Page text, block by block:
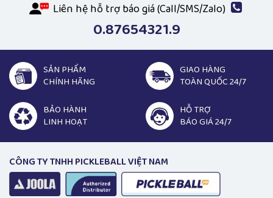
Liên hệ hỗ trợ báo giá (Call/SMS/Zalo)
0.87654321.9
SẢN PHẨM
CHÍNH HÃNG
GIAO HÀNG
TOÀN QUỐC 24/7
BẢO HÀNH
LINH HOẠT
HỖ TRỢ
BÁO GIÁ 24/7
CÔNG TY TNHH PICKLEBALL VIỆT NAM